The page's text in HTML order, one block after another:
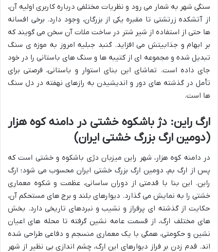
سنگی شهر به شمار می رود و نظریات مختلفی درباره کاربری اولیه آن،
از آتشکده زرتشتی تا مقبره یکی از بزرگان، وجود دارد. برخی افسانه
ها حتی از استفاده از شیر شتر در ساخت ملات آن سخن می گویند که
بر ابهام و جذابیتش می افزاید. گنبد جبلیه امروز به موزه ی سنگ
تبدیل شده و مجموعه ای از کتیبه ها و سنگ های باستانی را در خود
جای داده است. تماشای این بنای استوار و باستانی، فرصتی برای
تأمل در گذشته های دور و اندیشیدن به رازهای نهفته در دل سنگ
ها است.
ارگ راین: دژ باشکوه خشتی در دامنه کوه هزار
(دومین ارگ بزرگ خشتی ایران)
در دامنه کوه هزار، شهر راین میزبان دژی باشکوه و خشتی است که
پس از ارگ بم، دومین ارگ بزرگ خشتی ایران محسوب می شود؛ ارگ
راین. این بنا با قدمتی از دوران ساسانی، عظمت و شکوه معماری
خشتی را به نمایش می گذارد. دیوارهای بلند و برج های مستحکم آن،
حکایت از گذشته ای پرفراز و نشیب و نبردهای تاریخی دارد. بخش
های مختلف ارگ، از قسمت عامه نشین گرفته تا محله های اعیان
نشین و حکومتی، همگی با یک معماری منسجم و دفاعی طراحی شده
اند. قدم زدن بر فراز دیوارهای این ارگ، چشم اندازی بی نظیر از شهر